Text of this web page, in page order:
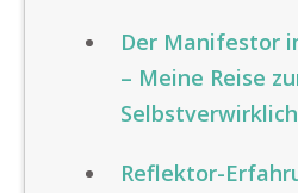
Der Manifestor
– Meine Reise
Reflektor-